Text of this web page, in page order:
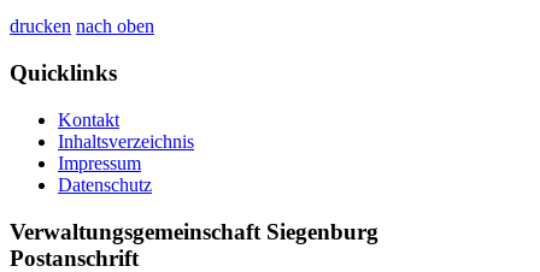
drucken nach oben
Quicklinks
Kontakt
Inhaltsverzeichnis
Impressum
Datenschutz
Verwaltungsgemeinschaft Siegenburg
Postanschrift